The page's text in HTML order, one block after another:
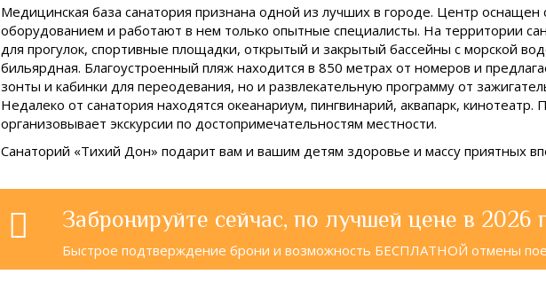
Медицинская база санатория признана одной из лучших в городе. Центр
оборудованием и работают в нем только опытные специалисты. На территории
для прогулок, спортивные площадки, открытый и закрытый бассейны с морской
бильярдная. Благоустроенный пляж находится в 850 метрах от номеров и
зонты и кабинки для переодевания, но и развлекательную программу от
Недалеко от санатория находятся океанариум, пингвинарий, аквапарк, кинотеатр.
организовывает экскурсии по достопримечательностям местности.
Санаторий «Тихий Дон» подарит вам и вашим детям здоровье и массу приятных
Забронируйте сейчас, по лучшей цене в 2026
Быстрое подтверждение брони и возможность БЕСПЛАТНОЙ отмены